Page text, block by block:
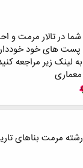
تالار مرمت و
های خود
لینک زیر مراجعه
مرمت بناهای